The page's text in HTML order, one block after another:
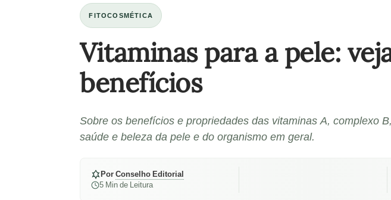
FITOCOSMÉTICA
Vitaminas para a pele:
benefícios
Sobre os benefícios e propriedades das vitaminas A, complexo
saúde e beleza da pele e do organismo em geral.
PorConselho Editorial
5 Min de Leitura